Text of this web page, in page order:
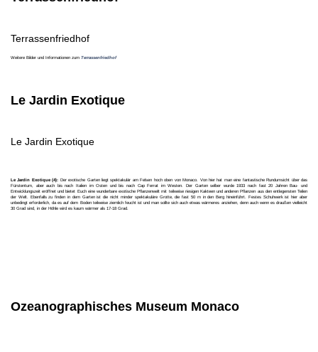
Terrassenfriedhof
Weitere Bilder und Informationen zum Terrassenfriedhof
Le Jardin Exotique
Le Jardin Exotique
Le Jardin Exotique (4):
Der exotische Garten liegt spektakulär am Felsen hoch oben von Monaco. Von hier hat man eine fantastische Rundumsicht über das
Fürstentum, aber auch bis nach Italien im Osten und bis nach Cap Ferrat im Westen. Der Garten selber wurde 1933 nach fast 20 Jahren Bau- und
Entwicklungszeit eröffnet und bietet Euch eine wunderbare exotische Pflanzenwelt mit teilweise riesigen Kakteen und anderen Pflanzen aus den entlegensten Teilen
der Welt. Ebenfalls zu finden in dem Garten ist die nicht minder spektakuläre Grotte, die fast 50 m in den Berg hineinführt. Festes Schuhwerk ist hier aber
unbedingt erforderlich, da es auf dem Boden teilweise ziemlich feucht ist und man sollte sich auch etwas wärmeres anziehen, denn auch wenn es draußen vielleicht
30 Grad sind, in der Höhle wird es kaum wärmer als 17-18 Grad.
Ozeanographisches Museum Monaco